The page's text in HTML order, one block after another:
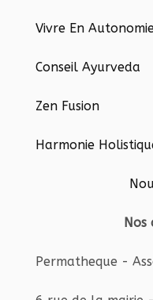
Vivre En
Conseil Ayurveda
Zen Fusion
Harmonie
Nos
Permatheque -